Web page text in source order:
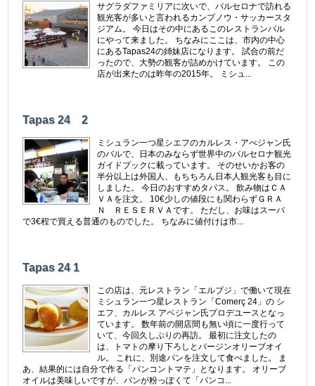
サグラダファミリアに次いで、バルセロナで訪れる
観光客が多いと言われるカンプノウ・サッカースタ
ジアム。 今日はその中にあるこのレストランバル
にやって来ました。 ちなみにここは、市内の中心
にあるTapas24の姉妹店になります。 試合の前だ
ったので、大勢の観客が詰めかけています。 この
店が出来たのは昨年の2015年。 ミシュ...
Tapas 24 2
ミシュラン一つ星シエフのカルレス・アべジャン氏
のバルで、日本のみならず世界中のバルセロナ観光
ガイドブックに載っています。 そのせいかお客の
半分以上は外国人、もちちろん日本人観光客も目に
しました。 今日のおすすめタパス。 飲み物はＣＡ
ＶＡを注文。 10€少しの値段にも関わらずＧＲＡ
Ｎ ＲＥＳＥＲＶＡです。 ただし、お味はスーパ
で3€程で買える普通のものでした。 ちなみに値付けは市...
Tapas 24 1
この店は、元レストラン「エルブジ」で働いて現在
ミシュラン一つ星レストラン「Comerç 24」の シ
エフ、カルレス アベジャン氏プロデユースとなっ
ています。 数年前の開店間も無い頃に一度行って
いて、今回久しぶりの再訪。 最初に注文したの
は、トマトの摩り下ろしとバージンオリーブオイ
ル。 これに、別途パンを注文して食べました。 ま
あ、結果的には自分で作る「パンコントマテ」となります。 オリーブ
オイルは美味しいですが、パンが粉っぽくて「パンコ...